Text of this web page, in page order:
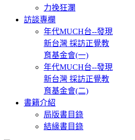
力挽狂瀾
訪談專欄
年代MUCH台--發現
新台灣 採訪正覺教
育基金會(一)
年代MUCH台--發現
新台灣 採訪正覺教
育基金會(二)
書籍介紹
局版書目錄
結緣書目錄